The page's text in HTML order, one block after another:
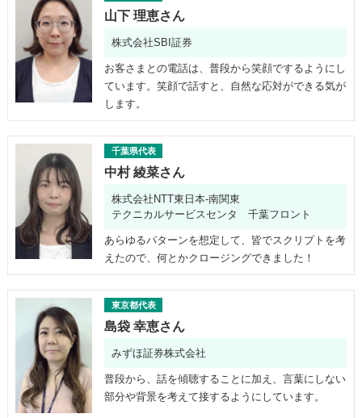
山下 理恵さん
株式会社SBI証券
お客さまとの電話は、普段から笑顔でするようにし
ています。笑顔で話すと、自然な応対ができる気が
します。
千葉県代表
中村 綾菜さん
株式会社NTT東日本-南関東
テクニカルサービスセンタ 千葉フロント
あらゆるパターンを想定して、皆でスクリプトを考
えたので、何とかクロージングできました！
東京都代表
島袋 幸恵さん
みずほ証券株式会社
普段から、話を傾聴することに加え、言葉にしない
部分や背景を考えて接するようにしています。